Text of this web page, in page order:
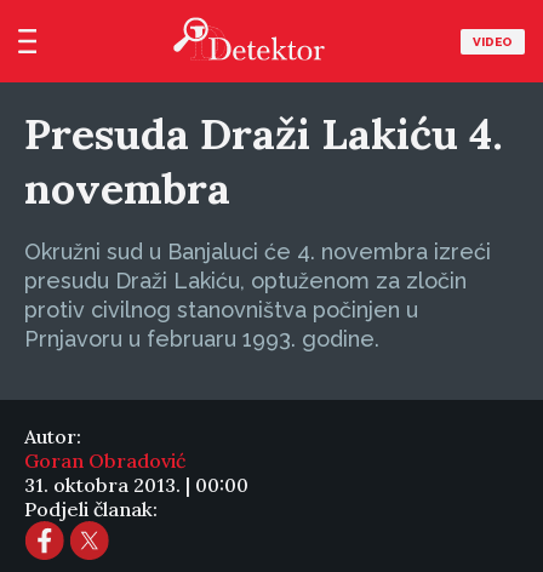
VIDEO
Presuda Draži Lakiću 4.
novembra
Okružni sud u Banjaluci će 4. novembra izreći
presudu Draži Lakiću, optuženom za zločin
protiv civilnog stanovništva počinjen u
Prnjavoru u februaru 1993. godine.
Autor:
Goran Obradović
31. oktobra 2013. | 00:00
Podjeli članak: